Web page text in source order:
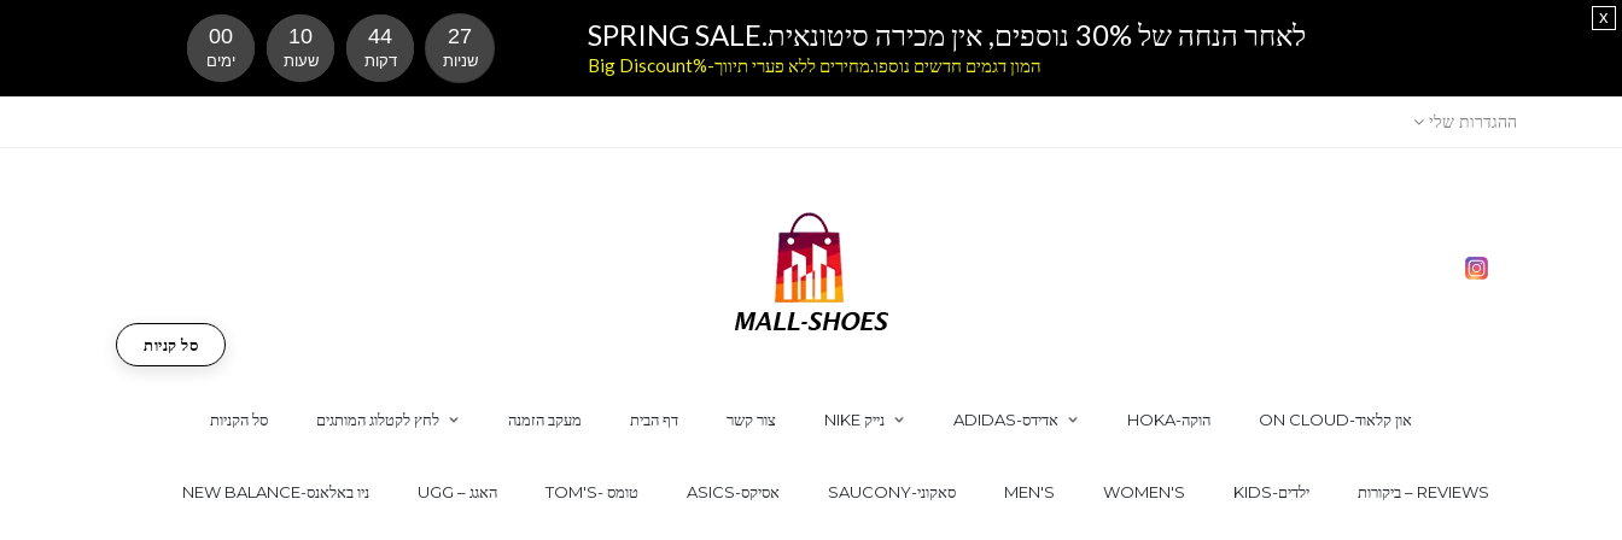
ההגדרות שלי
סל הקניות לחץ לקטלוג המותגים מעקב הזמנה דף הבית צור קשר NIKE נייק ADIDAS-אדידס HOKA-הוקה ON CLOUD-און קלאוד
NEW BALANCE-ניו באלאנס UGG – האגג TOM'S- טומס ASICS-אסיקס SAUCONY-סאקוני MEN'S WOMEN'S KIDS-ילדים ביקורות – REVIEWS
סל קניות
לאחר הנחה של 30% נוספים, אין מכירה סיטונאית.SPRING SALE
המון דגמים חדשים נוספו.מחירים ללא פערי תיווך-%Big Discount
00
ימים
10
שעות
44
דקות
26
שניות
x